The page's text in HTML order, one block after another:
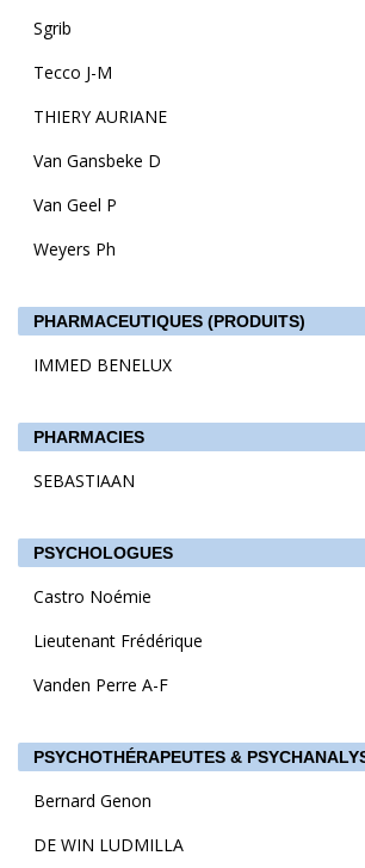
Sgrib
Tecco J-M
THIERY AURIANE
Van Gansbeke D
Van Geel P
Weyers Ph
PHARMACEUTIQUES (PRODUITS)
IMMED BENELUX
PHARMACIES
SEBASTIAAN
PSYCHOLOGUES
Castro Noémie
Lieutenant Frédérique
Vanden Perre A-F
PSYCHOTHÉRAPEUTES &
Bernard Genon
DE WIN LUDMILLA